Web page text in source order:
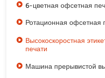
6-цветная офсетная
Ротационная
Высокоскоростная
печати
Машина прерывистой